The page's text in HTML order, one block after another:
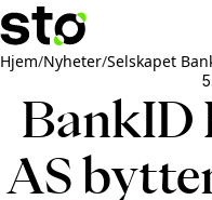
Hjem/Nyheter/Selskapet
BankID
AS